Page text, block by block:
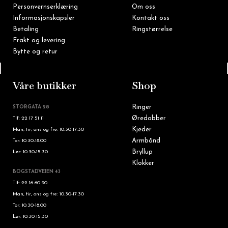
Personvernserklæring
Informasjonskapsler
Betaling
Frakt og levering
Bytte og retur
Om oss
Kontakt oss
Ringstørrelse
Våre butikker
STORGATA 28
Tlf: 22 17 51 11
Man, tir, ons og fre: 10.30-17.30
Tor: 10.30-18.00
Lør: 10.30-15.30
BOGSTADVEIEN 43
Tlf: 22 16 60 90
Man, tir, ons og fre: 10.30-17.30
Tor: 10.30-18.00
Lør: 10.30-15.30
Shop
Ringer
Øredobber
Kjeder
Armbånd
Bryllup
Klokker